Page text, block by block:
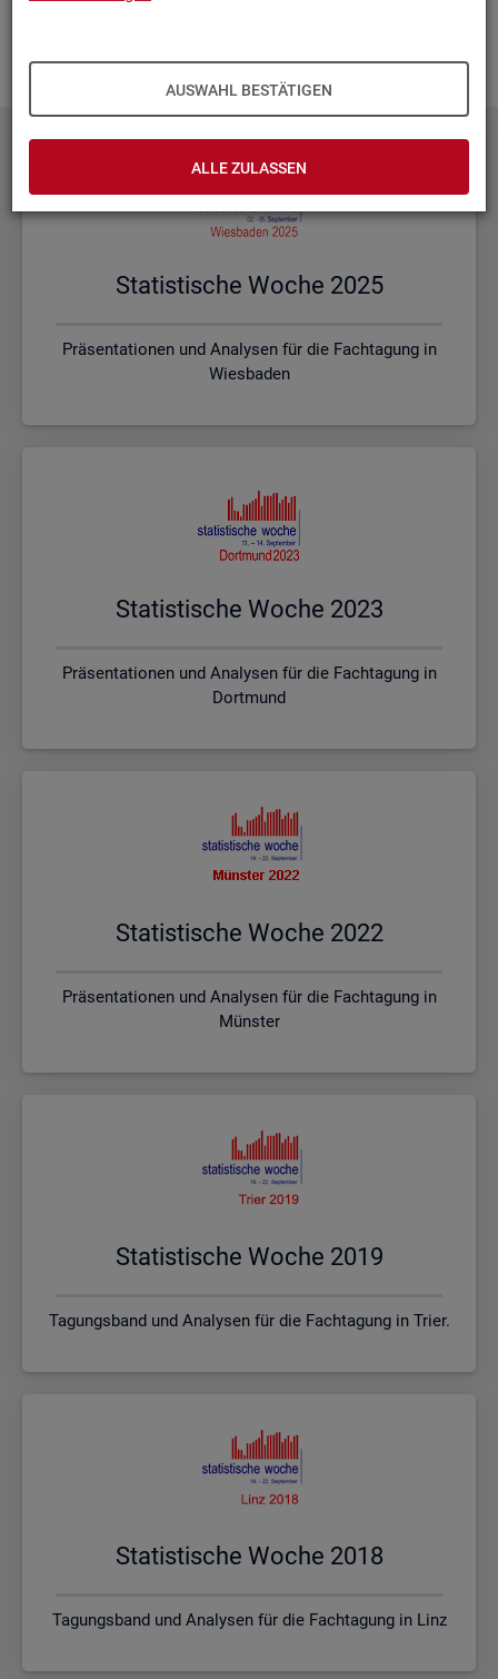
AUSWAHL BESTÄTIGEN
ALLE ZULASSEN
Sta­tis­ti­sche Woche 2025
Präsentationen und Analysen für die Fachtagung in
Wiesbaden
Sta­tis­ti­sche Woche 2023
Präsentationen und Analysen für die Fachtagung in
Dortmund
Sta­tis­ti­sche Woche 2022
Präsentationen und Analysen für die Fachtagung in
Münster
Sta­tis­ti­sche Woche 2019
Tagungsband und Analysen für die Fachtagung in Trier.
Sta­tis­ti­sche Woche 2018
Tagungsband und Analysen für die Fachtagung in Linz